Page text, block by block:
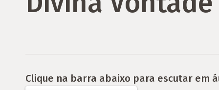
Clique na barra abaixo para escutar em